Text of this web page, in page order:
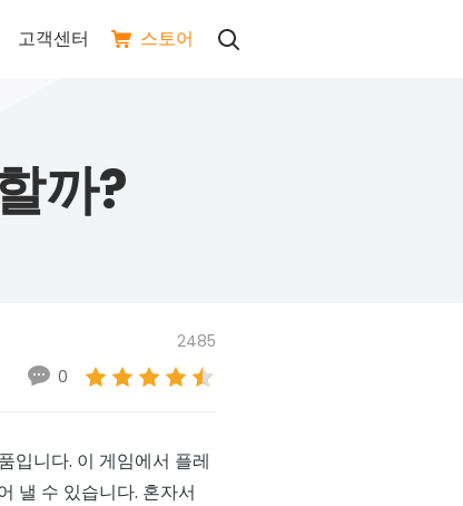
고객센터 스토어
까?
2485
0
입니다. 이 게임에서 플레
낼 수 있습니다. 혼자서